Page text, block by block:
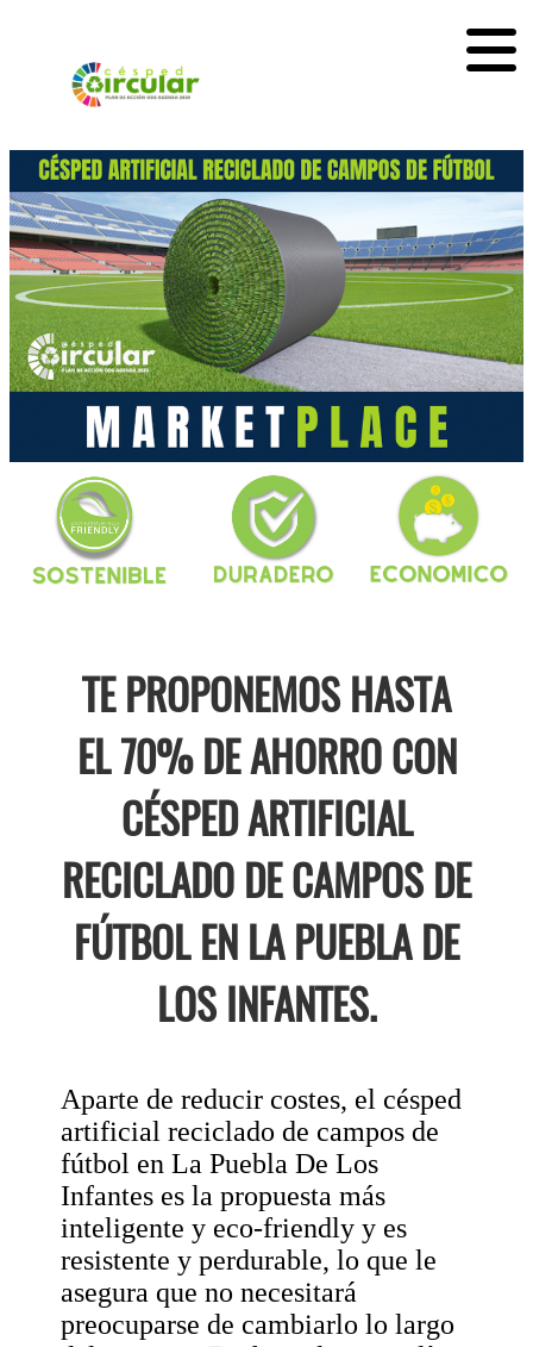
TE PROPONEMOS HASTA
EL 70% DE AHORRO CON
CÉSPED ARTIFICIAL
RECICLADO DE CAMPOS DE
FÚTBOL EN LA PUEBLA DE
LOS INFANTES.
Aparte de reducir costes, el césped
artificial reciclado de campos de
fútbol en La Puebla De Los
Infantes es la propuesta más
inteligente y eco-friendly y es
resistente y perdurable, lo que le
asegura que no necesitará
preocuparse de cambiarlo lo largo